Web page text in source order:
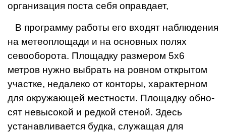
организация пос­та себя оправдает,
В программу работы его входят наблюдения
на метеоплощади и на основных полях
севообо­рота. Площадку размером 5х6
метров нужно выб­рать на ровном откры­том
участке, недалеко от конторы, характерном
для окружающей местности. Площадку обно­
сят невысокой и редкой стеной. Здесь
устанавли­вается будка, служащая для